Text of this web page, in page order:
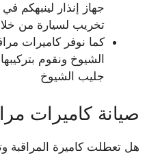
جهاز إنذار لينبهكم
تخريب لسيارة من
كما نوفر كاميرات
الشيوخ ونقوم
جليب الشيوخ
صيانة كاميرات
هل تعطلت كاميرة المراقبة